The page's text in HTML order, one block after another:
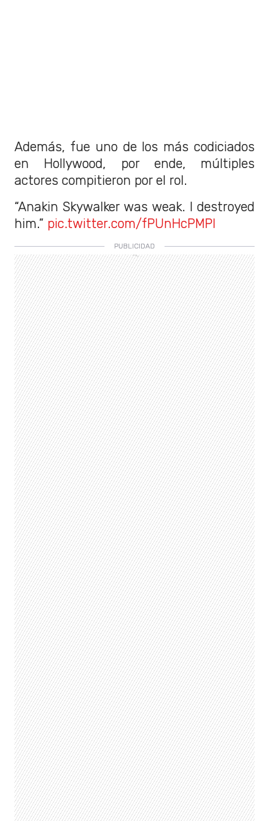
Además, fue uno de los más codiciados
en Hollywood, por ende, múltiples
actores compitieron por el rol.
“Anakin Skywalker was weak. I destroyed
him.” pic.twitter.com/fPUnHcPMPl